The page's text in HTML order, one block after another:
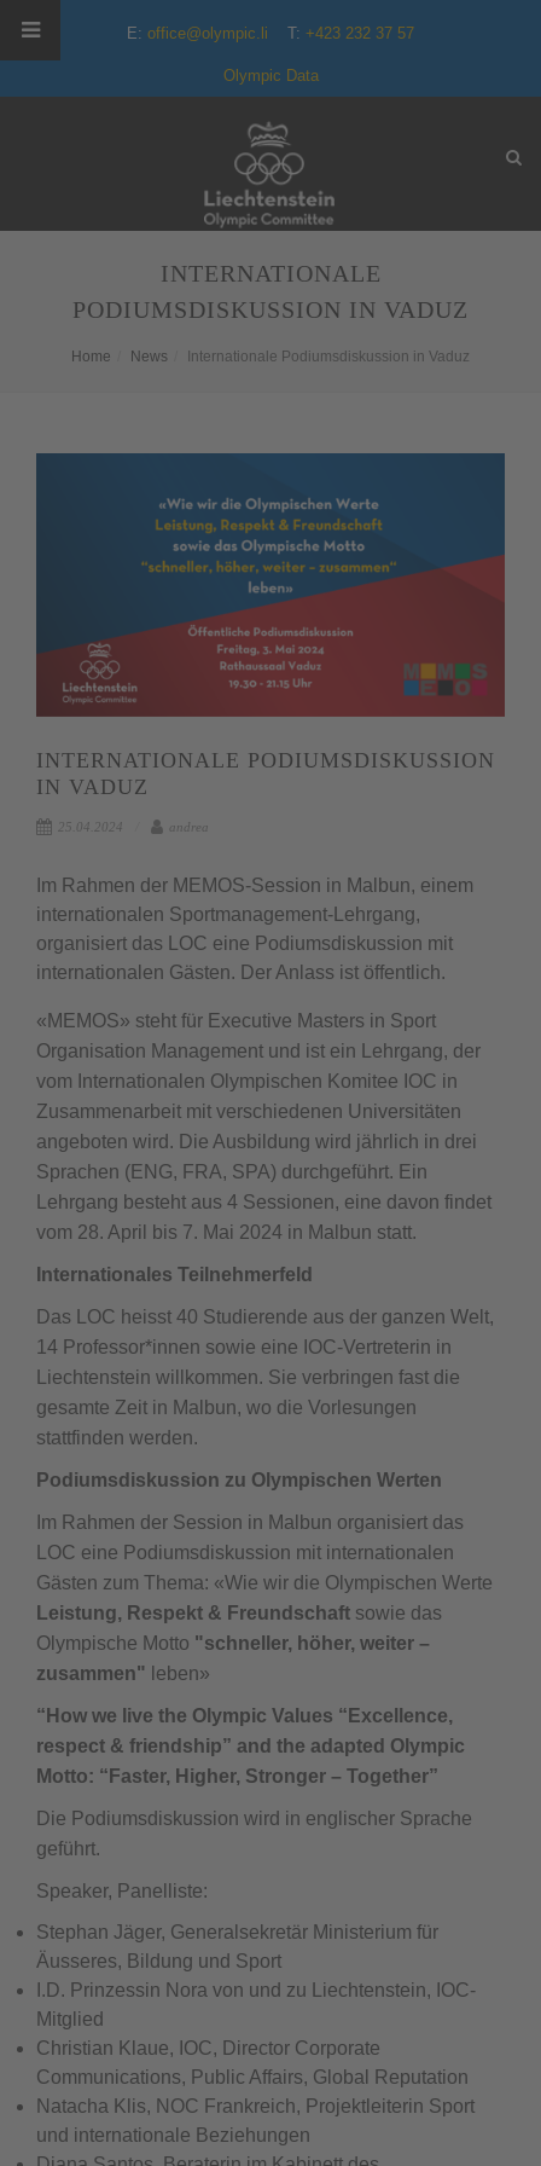
E: office@olympic.li T: +423 232 37 57
Olympic Data
INTERNATIONALE
PODIUMSDISKUSSION IN VADUZ
Home News Internationale Podiumsdiskussion in Vaduz
INTERNATIONALE PODIUMSDISKUSSION
IN VADUZ
25.04.2024 andrea
Im Rahmen der MEMOS-Session in Malbun, einem
internationalen Sportmanagement-Lehrgang,
organisiert das LOC eine Podiumsdiskussion mit
internationalen Gästen. Der Anlass ist öffentlich.
«MEMOS» steht für Executive Masters in Sport
Organisation Management und ist ein Lehrgang, der
vom Internationalen Olympischen Komitee IOC in
Zusammenarbeit mit verschiedenen Universitäten
angeboten wird. Die Ausbildung wird jährlich in drei
Sprachen (ENG, FRA, SPA) durchgeführt. Ein
Lehrgang besteht aus 4 Sessionen, eine davon findet
vom 28. April bis 7. Mai 2024 in Malbun statt.
Internationales Teilnehmerfeld
Das LOC heisst 40 Studierende aus der ganzen Welt,
14 Professor*innen sowie eine IOC-Vertreterin in
Liechtenstein willkommen. Sie verbringen fast die
gesamte Zeit in Malbun, wo die Vorlesungen
stattfinden werden.
Podiumsdiskussion zu Olympischen Werten
Im Rahmen der Session in Malbun organisiert das
LOC eine Podiumsdiskussion mit internationalen
Gästen zum Thema: «Wie wir die Olympischen Werte
Leistung, Respekt & Freundschaft sowie das
Olympische Motto "schneller, höher, weiter –
zusammen" leben»
“How we live the Olympic Values “Excellence,
respect & friendship” and the adapted Olympic
Motto: “Faster, Higher, Stronger – Together”
Die Podiumsdiskussion wird in englischer Sprache
geführt.
Speaker, Panelliste:
Stephan Jäger, Generalsekretär Ministerium für
Äusseres, Bildung und Sport
I.D. Prinzessin Nora von und zu Liechtenstein, IOC-
Mitglied
Christian Klaue, IOC, Director Corporate
Communications, Public Affairs, Global Reputation
Natacha Klis, NOC Frankreich, Projektleiterin Sport
und internationale Beziehungen